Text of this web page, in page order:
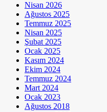
Nisan 2026
Ağustos 2025
Temmuz 2025
Nisan 2025
Şubat 2025
Ocak 2025
Kasım 2024
Ekim 2024
Temmuz 2024
Mart 2024
Ocak 2023
Ağustos 2018